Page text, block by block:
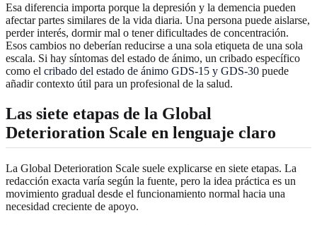
Esa diferencia importa porque la depresión y la demencia pueden
afectar partes similares de la vida diaria. Una persona puede aislarse,
perder interés, dormir mal o tener dificultades de concentración.
Esos cambios no deberían reducirse a una sola etiqueta de una sola
escala. Si hay síntomas del estado de ánimo, un cribado específico
como el cribado del estado de ánimo GDS-15 y GDS-30 puede
añadir contexto útil para un profesional de la salud.
Las siete etapas de la Global
Deterioration Scale en lenguaje claro
La Global Deterioration Scale suele explicarse en siete etapas. La
redacción exacta varía según la fuente, pero la idea práctica es un
movimiento gradual desde el funcionamiento normal hacia una
necesidad creciente de apoyo.